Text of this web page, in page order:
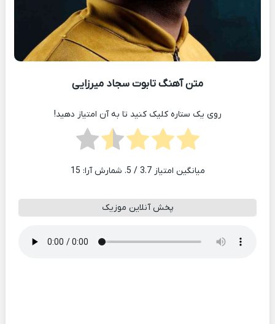
متن آهنگ تابوت سجاد میرزایی
روی یک ستاره کلیک کنید تا به آن امتیاز دهید!
میانگین امتیاز3.7 / 5. شمارش آرا: 15
پخش آنلاین موزیک